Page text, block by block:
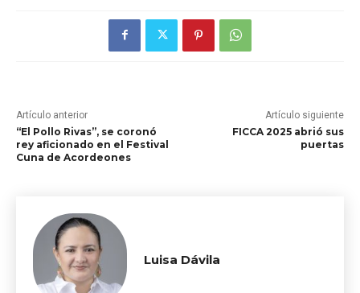
Artículo anterior
“El Pollo Rivas”, se coronó
rey aficionado en el Festival
Cuna de Acordeones
Artículo siguiente
FICCA 2025 abrió sus
puertas
Luisa Dávila